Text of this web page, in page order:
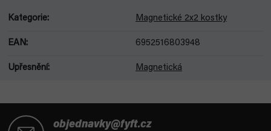
Kategorie: Magnetické 2x2 kostky
EAN: 6952516803948
Upřesnění: Magnetická
objednavky@fyft.cz